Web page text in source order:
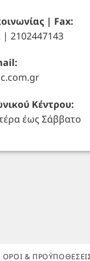
| Fax:
| 2102447143
Κέντρου:
έως Σάββατο
ΌΡΟΙ &